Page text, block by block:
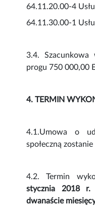
64.11.20.00-4
64.11.30.00-1
3.4. Szacunkowa
progu 750 000,00
4. TERMIN
4.1.Umowa o
społeczną
4.2. Termin
stycznia 2018
dwanaście